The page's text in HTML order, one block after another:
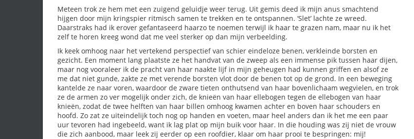
Meteen trok ze hem met een zuigend geluidje weer terug. Uit gemis deed ik mijn anus smachtend
hijgen door mijn kringspier ritmisch samen te trekken en te ontspannen. ‘Slet’ lachte ze wreed.
Daarstraks had ik erover gefantaseerd haarzo te noemen terwijl ik haar te grazen nam, maar nu ik het
zelf te horen kreeg wond dat me veel sterker op dan mijn verbeelding.
Ik keek omhoog naar het vertekend perspectief van schier eindeloze benen, verkleinde borsten en
gezicht. Een moment lang plaatste ze het handvat van de zweep als een immense pik tussen haar dijen,
maar nog vooraleer ik de pracht van haar naakte lijf in mijn geheugen had kunnen griffen en alsof ze
me dat niet gunde, zakte ze met verende borsten vlot door de benen tot op de grond. In een beweging
kantelde ze naar voren, waardoor de zware tieten onthutsend van haar bovenlichaam wegvielen, en trok
ze de armen zo ver mogelijk onder zich, de knieën van haar ellebogen tegen de ellebogen van haar
knieën, zodat de twee helften van haar billen omhoog kwamen achter en boven haar schouders en
hoofd. Zo zat ze uiteindelijk toch nog op handen en voeten, maar heel anders dan ik het me een paar
uur tevoren had ingebeeld, want ik lag plat op mijn buik voor haar. In die houding was zij niet de vrouw
die zich aanbood, maar leek zij eerder op een roofdier, klaar om haar prooi te bespringen: mij!